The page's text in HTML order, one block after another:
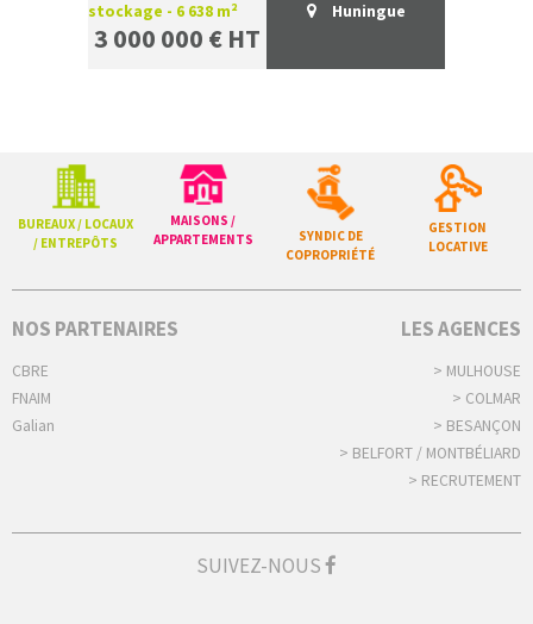
stockage - 6 638 m²
3 000 000 € HT
Huningue
BUREAUX / LOCAUX
/ ENTREPÔTS
MAISONS /
APPARTEMENTS
SYNDIC DE
COPROPRIÉTÉ
GESTION
LOCATIVE
NOS PARTENAIRES
CBRE
FNAIM
Galian
LES AGENCES
> MULHOUSE
> COLMAR
> BESANÇON
> BELFORT / MONTBÉLIARD
> RECRUTEMENT
SUIVEZ-NOUS